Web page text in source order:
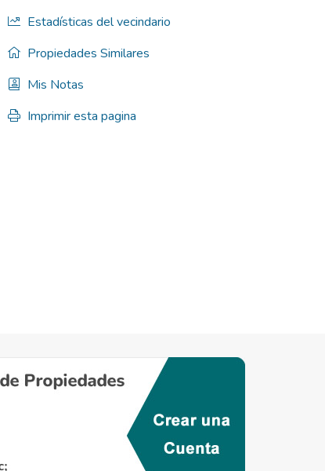
Estadísticas del vecindario
Propiedades Similares
Mis Notas
Imprimir esta pagina